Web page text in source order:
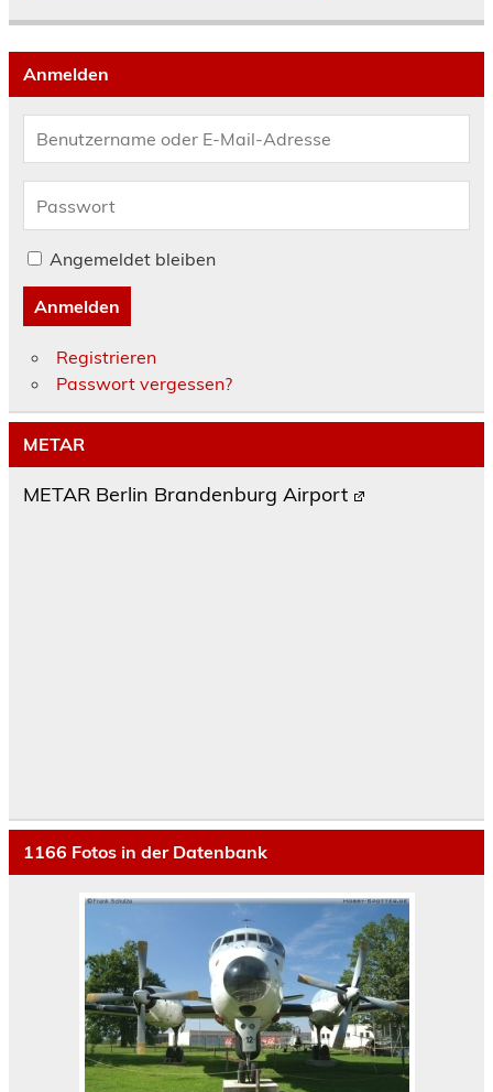
Anmelden
Angemeldet bleiben
Anmelden
Registrieren
Passwort vergessen?
METAR
METAR Berlin Brandenburg Airport
1166 Fotos in der Datenbank